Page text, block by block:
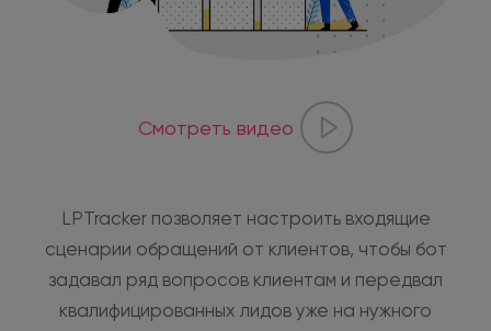
Смотреть видео
LPTracker позволяет настроить входящие
сценарии обращений от клиентов, чтобы бот
задавал ряд вопросов клиентам и передвал
квалифицированных лидов уже на нужного